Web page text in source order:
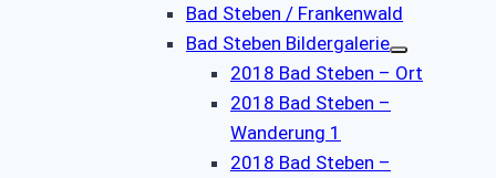
Bad Steben / Frankenwald
Bad Steben Bildergalerie
2018 Bad Steben – Ort
2018 Bad Steben –
Wanderung 1
2018 Bad Steben –